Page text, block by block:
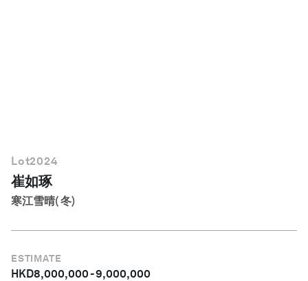
Lot2024
崔如琢
寒江雪晴( 冬)
ESTIMATE
HKD8,000,000-9,000,000